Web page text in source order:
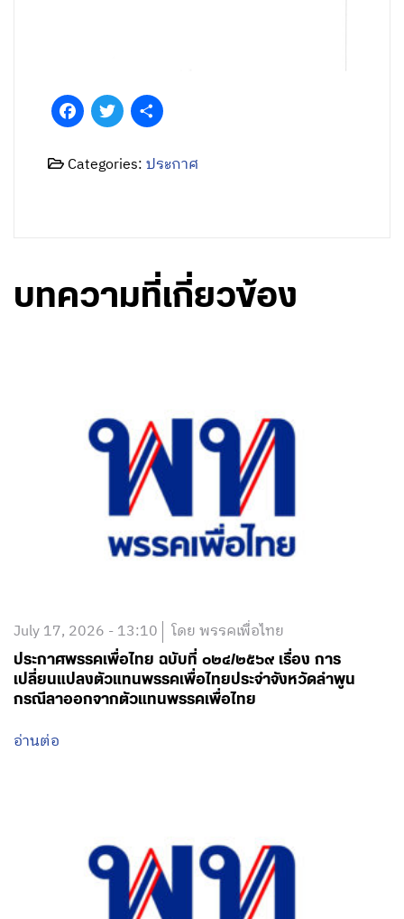
FacebookTwitter
Categories:ประกาศ
บทความที่เกี่ยวข้อง
July 17, 2026 - 13:10 โดย พรรคเพื่อไทย
ประกาศพรรคเพื่อไทย ฉบับที่ ๐๒๔/๒๕๖๙ เรื่อง การ
เปลี่ยนแปลงตัวแทนพรรคเพื่อไทยประจำจังหวัดลำพูน
กรณีลาออกจากตัวแทนพรรคเพื่อไทย
อ่านต่อ